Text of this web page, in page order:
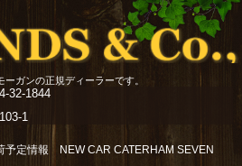
ガンの正規ディーラーです。
32-1844
1
予定情報 NEW CAR CATERHAM SEVEN